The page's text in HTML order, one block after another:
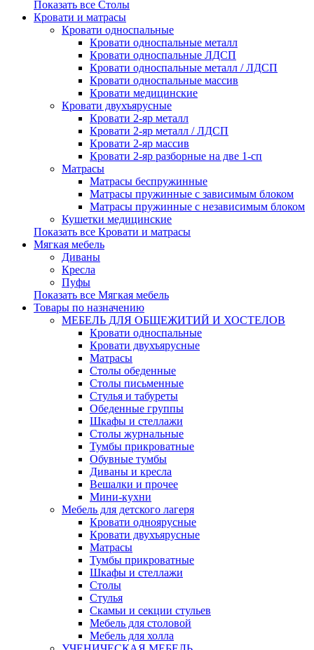
Показать все Столы
Кровати и матрасы
Кровати односпальные
Кровати односпальные металл
Кровати односпальные ЛДСП
Кровати односпальные металл / ЛДСП
Кровати односпальные массив
Кровати медицинские
Кровати двухъярусные
Кровати 2-яр металл
Кровати 2-яр металл / ЛДСП
Кровати 2-яр массив
Кровати 2-яр разборные на две 1-сп
Матрасы
Матрасы беспружинные
Матрасы пружинные с зависимым блоком
Матрасы пружинные с независимым блоком
Кушетки медицинские
Показать все Кровати и матрасы
Мягкая мебель
Диваны
Кресла
Пуфы
Показать все Мягкая мебель
Товары по назначению
МЕБЕЛЬ ДЛЯ ОБЩЕЖИТИЙ И ХОСТЕЛОВ
Кровати односпальные
Кровати двухъярусные
Матрасы
Столы обеденные
Столы письменные
Стулья и табуреты
Обеденные группы
Шкафы и стеллажи
Столы журнальные
Тумбы прикроватные
Обувные тумбы
Диваны и кресла
Вешалки и прочее
Мини-кухни
Мебель для детского лагеря
Кровати одноярусные
Кровати двухъярусные
Матрасы
Тумбы прикроватные
Шкафы и стеллажи
Столы
Стулья
Скамьи и секции стульев
Мебель для столовой
Мебель для холла